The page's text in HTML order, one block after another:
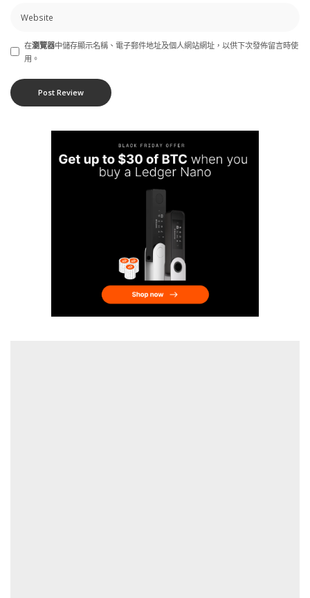
在瀏覽器中儲存顯示名稱、電子郵件地址及個人網站網址，以供下次發佈留言時使
用。